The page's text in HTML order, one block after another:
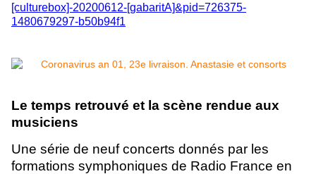
[culturebox]-20200612-[gabaritA]&pid=726375-
1480679297-b50b94f1
Le temps retrouvé et la scène rendue aux
musiciens
Une série de neuf concerts donnés par les
formations symphoniques de Radio France en